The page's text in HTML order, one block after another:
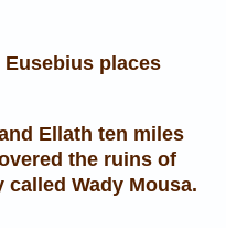
places
Ellath ten miles
the ruins of
Wady Mousa.